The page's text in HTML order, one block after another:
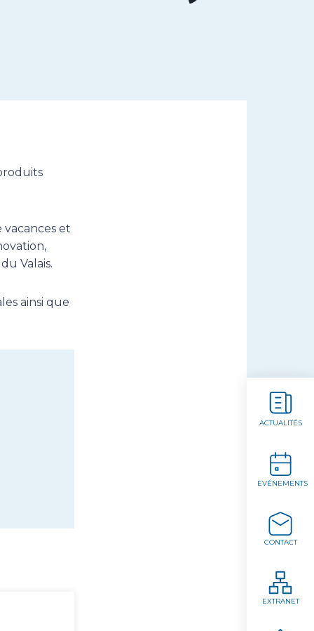
ACTUALITÉS
EVÉNEMENTS
CONTACT
EXTRANET
et
Valais.
ainsi que